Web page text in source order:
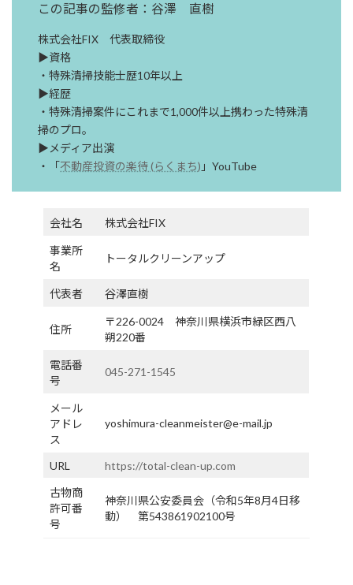
この記事の監修者：谷澤 直樹
株式会社FIX 代表取締役
▶資格
・特殊清掃技能士歴10年以上
▶経歴
・特殊清掃案件にこれまで1,000件以上携わった特殊清
掃のプロ。
▶メディア出演
・「不動産投資の楽待 (らくまち) 」YouTube
会社名 株式会社FIX
事業所
名
トータルクリーンアップ
代表者 谷澤直樹
住所
〒226-0024 神奈川県横浜市緑区西八
朔220番
電話番
号
045-271-1545
メール
アドレ
ス
yoshimura-cleanmeister@e-mail.jp
URL
https://total-clean-up.com
古物商
許可番
号
神奈川県公安委員会（令和5年8月4日移
動） 第543861902100号